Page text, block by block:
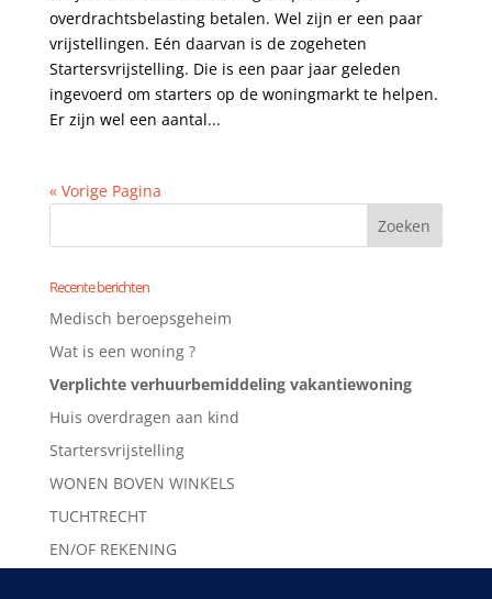
overdrachtsbelasting betalen. Wel zijn er een paar
vrijstellingen. Eén daarvan is de zogeheten
Startersvrijstelling. Die is een paar jaar geleden
ingevoerd om starters op de woningmarkt te helpen.
Er zijn wel een aantal...
« Vorige Pagina
Recente berichten
Medisch beroepsgeheim
Wat is een woning ?
Verplichte verhuurbemiddeling vakantiewoning
Huis overdragen aan kind
Startersvrijstelling
WONEN BOVEN WINKELS
TUCHTRECHT
EN/OF REKENING